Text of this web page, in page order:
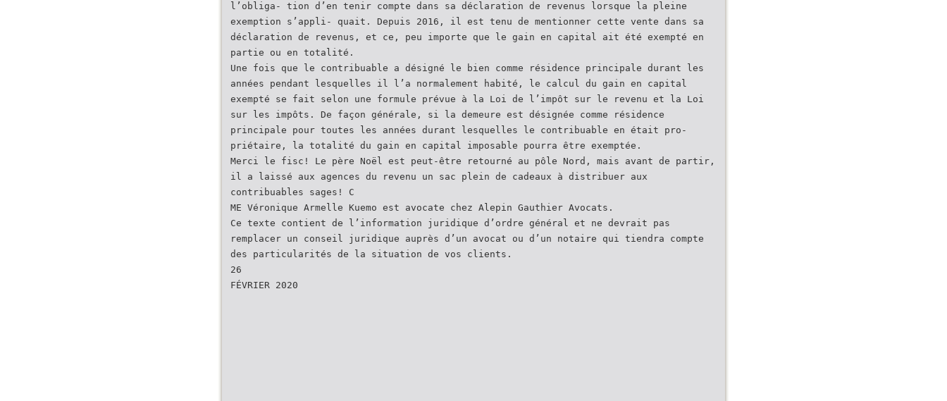
l’obliga- tion d’en tenir compte dans sa déclaration de revenus lorsque la pleine
exemption s’appli- quait. Depuis 2016, il est tenu de mentionner cette vente dans sa
déclaration de revenus, et ce, peu importe que le gain en capital ait été exempté en
partie ou en totalité.
Une fois que le contribuable a désigné le bien comme résidence principale durant les
années pendant lesquelles il l’a normalement habité, le calcul du gain en capital
exempté se fait selon une formule prévue à la Loi de l’impôt sur le revenu et la Loi
sur les impôts. De façon générale, si la demeure est désignée comme résidence
principale pour toutes les années durant lesquelles le contribuable en était pro-
priétaire, la totalité du gain en capital imposable pourra être exemptée.
Merci le fisc! Le père Noël est peut-être retourné au pôle Nord, mais avant de partir,
il a laissé aux agences du revenu un sac plein de cadeaux à distribuer aux
contribuables sages! C
ME Véronique Armelle Kuemo est avocate chez Alepin Gauthier Avocats.
Ce texte contient de l’information juridique d’ordre général et ne devrait pas
remplacer un conseil juridique auprès d’un avocat ou d’un notaire qui tiendra compte
des particularités de la situation de vos clients.
26
FÉVRIER 2020